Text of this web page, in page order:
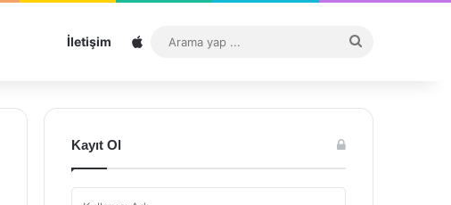
İletişim Sitemap
...
Kayıt Ol